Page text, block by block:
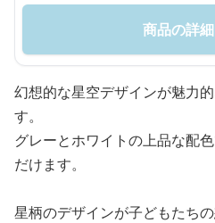
商品の詳
幻想的な星空デザインが魅力
す。
グレーとホワイトの上品な配
だけます。
星柄のデザインが子どもたち